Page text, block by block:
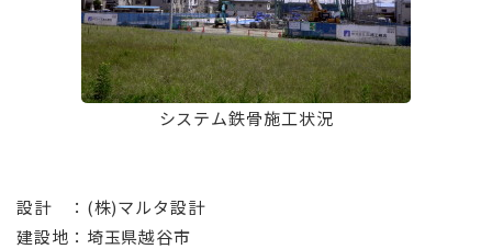
システム鉄骨施工状況
設計 ：(株)マルタ設計
建設地：埼玉県越谷市